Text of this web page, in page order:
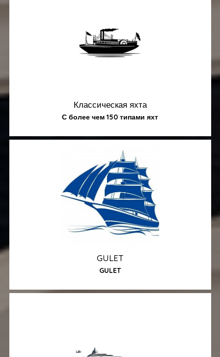
Классическая яхта
С более чем 150 типами яхт
GULET
GULET